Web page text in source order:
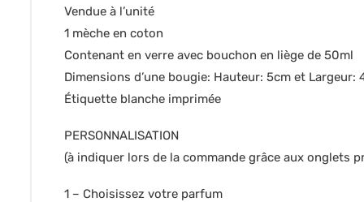
Vendue à l’unité
1 mèche en coton
Contenant en verre avec bouchon en liège de 50ml
Dimensions d’une bougie: Hauteur: 5cm et Largeur:
Étiquette blanche imprimée
PERSONNALISATION
(à indiquer lors de la commande grâce aux onglets
1 – Choisissez votre parfum